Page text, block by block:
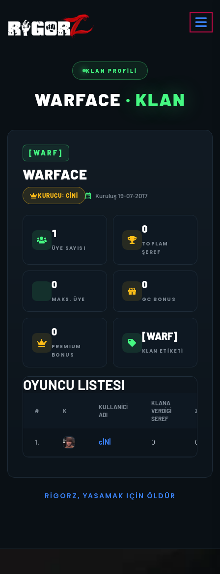
KLAN PROFILI
WARFACE · KLAN
[WARF]
WARFACE
KURUCU: CİNİ Kuruluş 19-07-2017
1
ÜYE SAYISI
0
TOPLAM
ŞEREF
0
MAKS. ÜYE
0
GC BONUS
0
PREMIUM
BONUS
[WARF]
KLAN ETIKETI
OYUNCU LISTESI
# K
KULLANICI
ADI
KLANA
VERDIGI
SEREF
ZOMBI
1. cİNİ 0 0
R I G O R Z, YASAMAK I ÇI N Ö L D Ü R